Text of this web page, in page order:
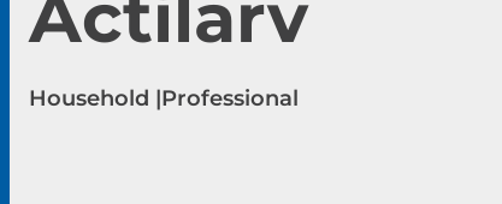
Actilarv
Household |Professional